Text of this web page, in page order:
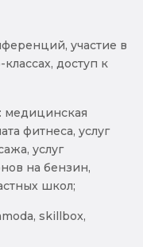
участие в
доступ к
медицинская
фитнеса, услуг
услуг
на бензин,
школ;
skillbox,